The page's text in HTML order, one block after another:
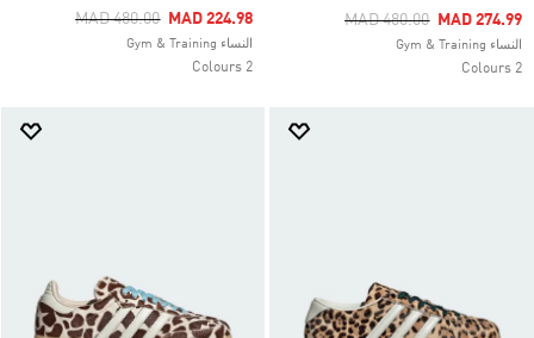
Price Reduced From
MAD 480.00ToMAD 274.99
النساء Gym & Training
2 Colours
Price Reduced From
MAD 480.00ToMAD 224.98
النساء Gym & Training
2 Colours